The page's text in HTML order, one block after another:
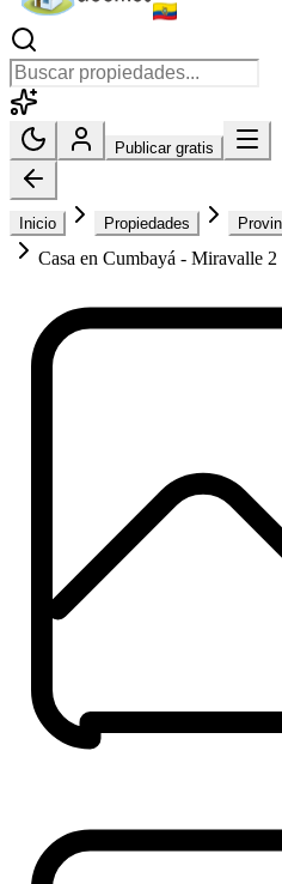
Publicar gratis
Inicio Propiedades
Casa en Cumbayá - Miravalle 2